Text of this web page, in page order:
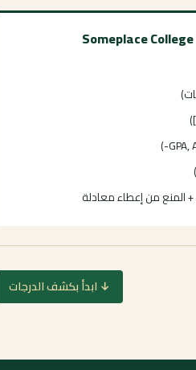
المنع من إعطاء معادلة
↓ ابدأ بكشف الدرجات